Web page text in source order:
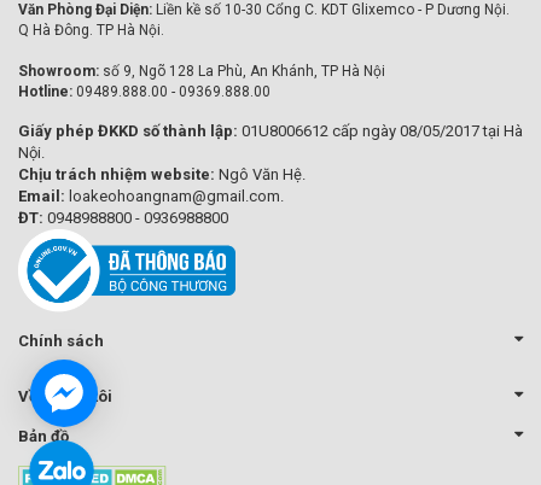
Văn Phòng Đại Diện: Liền kề số 10-30 Cổng C. KDT Glixemco - P Dương Nội.
Q Hà Đông. TP Hà Nội.
Showroom: số 9, Ngõ 128 La Phù, An Khánh, TP Hà Nội
Hotline: 09489.888.00 - 09369.888.00
Giấy phép ĐKKD số thành lập: 01U8006612 cấp ngày 08/05/2017 tại Hà
Nội.
Chịu trách nhiệm website: Ngô Văn Hệ.
Email: loakeohoangnam@gmail.com.
ĐT: 0948988800 - 0936988800
Chính sách
Về chúng tôi
Bản đồ